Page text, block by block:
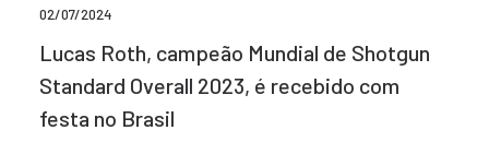
02/07/2024
Lucas Roth, campeão Mundial de Shotgun
Standard Overall 2023, é recebido com
festa no Brasil